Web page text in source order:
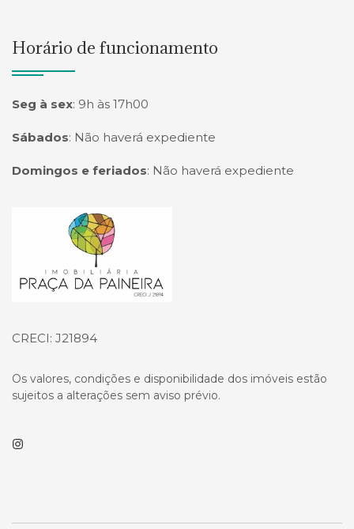
Horário de funcionamento
Seg à sex: 9h às 17h00
Sábados: Não haverá expediente
Domingos e feriados: Não haverá expediente
Página inicial
CRECI: J21894
Os valores, condições e disponibilidade dos imóveis estão
sujeitos a alterações sem aviso prévio.
Instagram